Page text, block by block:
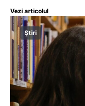
Vezi articolul
Știri